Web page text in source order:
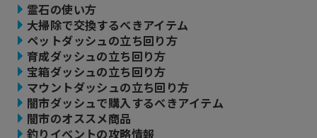
霊石の使い方
大掃除で交換するべきアイテム
ペットダッシュの立ち回り方
育成ダッシュの立ち回り方
宝箱ダッシュの立ち回り方
マウントダッシュの立ち回り方
闇市ダッシュで購入するべきアイテム
闇市のオススメ商品
釣りイベントの攻略情報